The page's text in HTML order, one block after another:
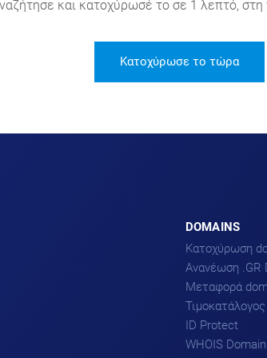
και κατοχύρωσέ το σε 1 λεπτό, στη
Κατοχύρωσε το τώρα
DOMAINS
Κατοχύρωση
Ανανέωση .GR
Μεταφορά
ID Protect
WHOIS Domain